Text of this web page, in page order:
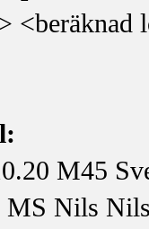
<beräknad
M45
MS Nils